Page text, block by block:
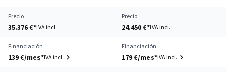
Precio
35.376 €*IVA incl.
Precio
24.450 €*IVA incl.
Financiación
139 €/mes*IVA incl.
Financiación
179 €/mes*IVA incl.